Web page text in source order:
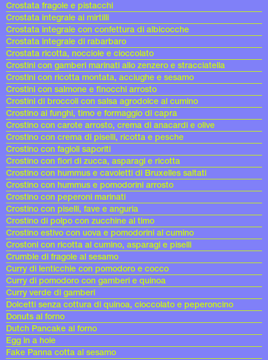
Crostata fragole e pistacchi
Crostata integrale ai mirtilli
Crostata integrale con confettura di albicocche
Crostata integrale di rabarbaro
Crostata ricotta, nocciole e cioccolato
Crostini con gamberi marinati allo zenzero e stracciatella
Crostini con ricotta montata, acciughe e sesamo
Crostini con salmone e finocchi arrosto
Crostini di broccoli con salsa agrodolce al cumino
Crostino ai funghi, timo e formaggio di capra
Crostino con carote arrosto, crema di anacardi e olive
Crostino con crema di piselli, ricotta e pesche
Crostino con fagioli saporiti
Crostino con fiori di zucca, asparagi e ricotta
Crostino con hummus e cavoletti di Bruxelles saltati
Crostino con hummus e pomodorini arrosto
Crostino con peperoni marinati
Crostino con piselli, fave e anguria
Crostino di polpo con zucchine al timo
Crostino estivo con uova e pomodorini al cumino
Crostoni con ricotta al cumino, asparagi e piselli
Crumble di fragole al sesamo
Curry di lenticchie con pomodoro e cocco
Curry di pomodoro con gamberi e quinoa
Curry verde di gamberi
Dolcetti senza cottura di quinoa, cioccolato e peperoncino
Donuts al forno
Dutch Pancake al forno
Egg in a hole
Fake Panna cotta al sesamo